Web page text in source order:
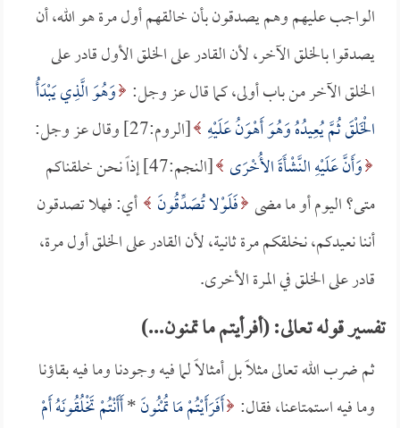
الواجب عليهم وهم يصدقون بأن خالقهم أول مرة هو الله، أن
يصدقوا بالخلق الآخر، لأن القادر على الخلق الأول قادر على
الخلق الآخر من باب أولى، كما قال عز وجل: وَهُوَ الَّذِي يَبْدَأُ
الْخَلْقَ ثُمَّ يُعِيدُهُ وَهُوَ أَهْوَنُ عَلَيْهِ [الروم:27] وقال عز وجل:
وَأَنَّ عَلَيْهِ النَّشْأَةَ الأُخْرَى
[النجم:47] إذاً نحن خلقناكم
متى؟ اليوم أو ما مضى فَلَوْلا تُصَدِّقُونَ أي: فهلا تصدقون
أننا نعيدكم، نخلقكم مرة ثانية، لأن القادر على الخلق أول مرة،
قادر على الخلق في المرة الأخرى.
تفسير قوله تعالى: (أفرأيتم ما تمنون...)
ثم ضرب الله تعالى مثلاً بل أمثالاً لما فيه وجودنا وما فيه بقاؤنا
وما فيه استمتاعنا، فقال: أَفَرَأَيْتُمْ مَا تُمْنُونَ*أَأَنْتُمْ تَخْلُقُونَهُ أَمْ